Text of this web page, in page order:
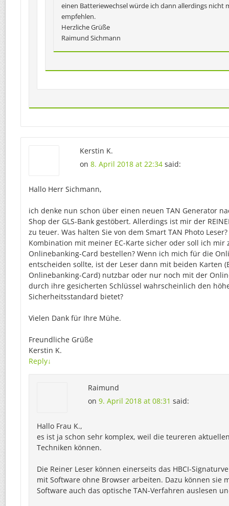
einen Batteriewechsel würde ich dann allerdings nicht
empfehlen.
Herzliche Grüße
Raimund Sichmann
Kerstin K.
on 8. April 2018 at 22:34 said:
Hallo Herr Sichmann,
ich denke nun schon über einen neuen TAN Generator
Shop der GLS-Bank gestöbert. Allerdings ist mir der
zu teuer. Was halten Sie von dem Smart TAN Photo
Kombination mit meiner EC-Karte sicher oder soll ich mir
Onlinebanking-Card bestellen? Wenn ich mich für die
entscheiden sollte, ist der Leser dann mit beiden Karten
Onlinebanking-Card) nutzbar oder nur noch mit der
durch ihre gesicherten Schlüssel wahrscheinlich den
Sicherheitsstandard bietet?
Vielen Dank für Ihre Mühe.
Freundliche Grüße
Kerstin K.
Reply↓
Raimund
on 9. April 2018 at 08:31 said:
Hallo Frau K.,
es ist ja schon sehr komplex, weil die teureren
Techniken können.
Die Reiner Leser können einerseits das HBCI-
mit Software ohne Browser arbeiten. Dazu können sie
Software auch das optische TAN-Verfahren auslesen